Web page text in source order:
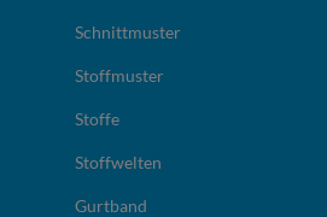
Schnittmuster
Stoffmuster
Stoffe
Stoffwelten
Gurtband